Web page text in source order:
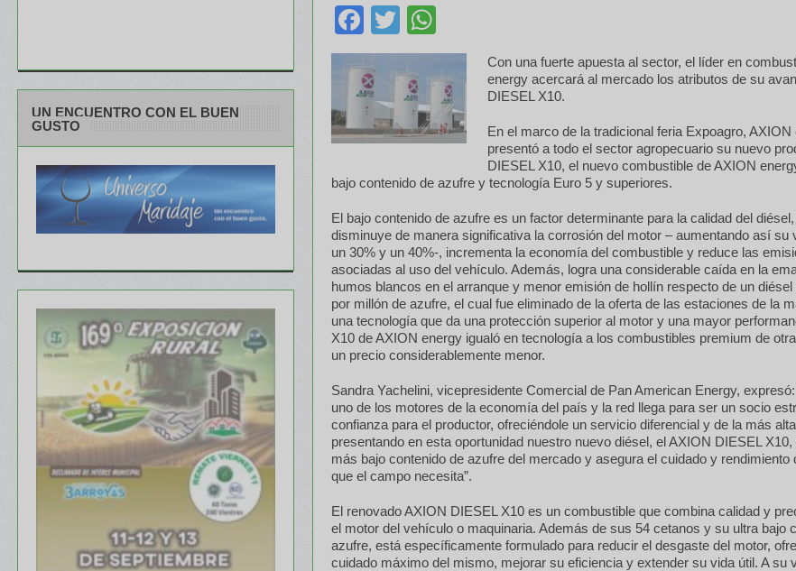
Facebook
Twitter
Con una fuerte apuesta al sector, el líder en
energy acercará al mercado los atributos de su
DIESEL X10.
En el marco de la tradicional feria Expoagro, AXION
presentó a todo el sector agropecuario su nuevo
DIESEL X10, el nuevo combustible de AXION
bajo contenido de azufre y tecnología Euro 5 y superiores.
El bajo contenido de azufre es un factor determinante para la calidad del
disminuye de manera significativa la corrosión del motor – aumentando así su
un 30% y un 40%-, incrementa la economía del combustible y reduce las
asociadas al uso del vehículo. Además, logra una considerable caída en la
humos blancos en el arranque y menor emisión de hollín respecto de un diésel
por millón de azufre, el cual fue eliminado de la oferta de las estaciones de la
una tecnología que da una protección superior al motor y una mayor
X10 de AXION energy igualó en tecnología a los combustibles premium de
un precio considerablemente menor.
Sandra Yachelini, vicepresidente Comercial de Pan American Energy, expresó:
uno de los motores de la economía del país y la red llega para ser un socio
confianza para el productor, ofreciéndole un servicio diferencial y de la más
presentando en esta oportunidad nuestro nuevo diésel, el AXION DIESEL X10,
más bajo contenido de azufre del mercado y asegura el cuidado y rendimiento
que el campo necesita”.
El renovado AXION DIESEL X10 es un combustible que combina calidad y
el motor del vehículo o maquinaria. Además de sus 54 cetanos y su ultra bajo
azufre, está específicamente formulado para reducir el desgaste del motor,
cuidado máximo del mismo, mejorar su eficiencia y extender su vida útil. A su
UN ENCUENTRO CON EL BUEN
GUSTO